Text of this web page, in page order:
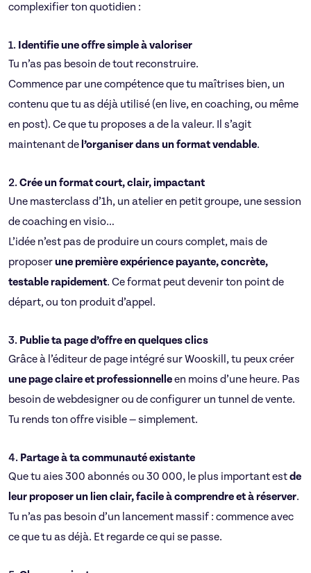
complexifier ton quotidien :
1. Identifie une offre simple à valoriser
Tu n’as pas besoin de tout reconstruire.
Commence par une compétence que tu maîtrises bien, un
contenu que tu as déjà utilisé (en live, en coaching, ou même
en post). Ce que tu proposes a de la valeur. Il s’agit
maintenant del’organiser dans un format vendable.
2.Crée un format court, clair, impactant
Une masterclass d’1h, un atelier en petit groupe, une session
de coaching en visio…
L’idée n’est pas de produire un cours complet, mais de
proposerune première expérience payante, concrète,
testable rapidement. Ce format peut devenir ton point de
départ, ou ton produit d’appel.
3. Publie ta page d’offre en quelques clics
Grâce à l’éditeur de page intégré sur Wooskill, tu peux créer
une page claire et professionnelleen moins d’une heure. Pas
besoin de webdesigner ou de configurer un tunnel de vente.
Tu rends ton offre visible — simplement.
4. Partage à ta communauté existante
Que tu aies 300 abonnés ou 30 000, le plus important estde
leur proposer un lien clair, facile à comprendre et à réserver.
Tu n’as pas besoin d’un lancement massif : commence avec
ce que tu as déjà. Et regarde ce qui se passe.